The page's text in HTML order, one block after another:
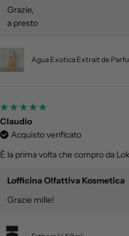
Grazie,
a presto
Agua Exotica Extrait de
Claudio
Acquisto verificato
È la prima volta che compro da
Lofficina Olfattiva Kosmetica
Grazie mille!